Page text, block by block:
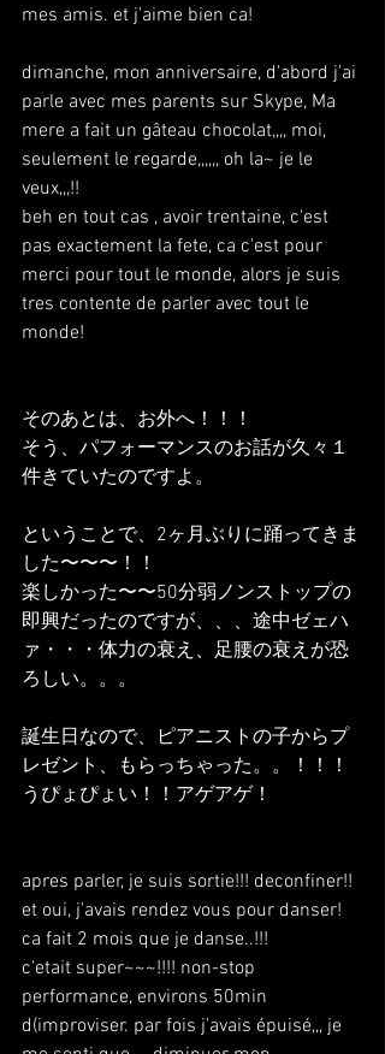
mes amis. et j'aime bien ca!
dimanche, mon anniversaire, d'abord j'ai
parle avec mes parents sur Skype, Ma
mere a fait un gâteau chocolat,,,, moi,
seulement le regarde,,,,,, oh la~ je le
veux,,,!!
beh en tout cas , avoir trentaine, c'est
pas exactement la fete, ca c'est pour
merci pour tout le monde, alors je suis
tres contente de parler avec tout le
monde!
そのあとは、お外へ！！！
そう、パフォーマンスのお話が久々１
件きていたのですよ。
ということで、2ヶ月ぶりに踊ってきま
した〜〜〜！！
楽しかった〜〜50分弱ノンストップの
即興だったのですが、、、途中ゼェハ
ァ・・・体力の衰え、足腰の衰えが恐
ろしい。。。
誕生日なので、ピアニストの子からプ
レゼント、もらっちゃった。。！！！
うぴょぴょい！！アゲアゲ！
apres parler, je suis sortie!!! deconfiner!!
et oui, j'avais rendez vous pour danser!
ca fait 2 mois que je danse..!!!
c'etait super~~~!!!! non-stop
performance, environs 50min
d(improviser. par fois j'avais épuisé,,, je